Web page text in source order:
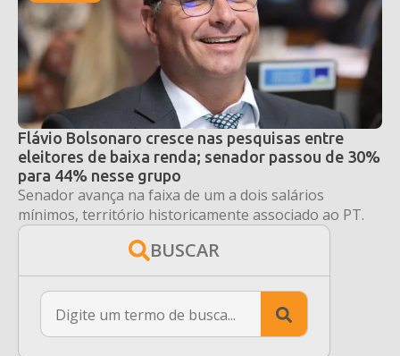
Flávio Bolsonaro cresce nas pesquisas entre
eleitores de baixa renda; senador passou de 30%
para 44% nesse grupo
Senador avança na faixa de um a dois salários
mínimos, território historicamente associado ao PT.
BUSCAR
Search